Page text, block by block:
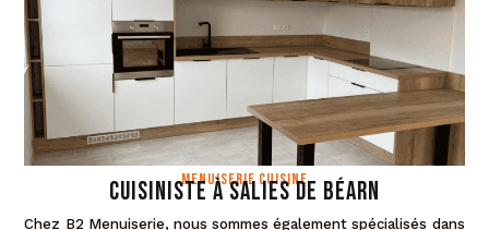
Menuiserie cuisine
Cuisiniste à Salies de Béarn
Chez B2 Menuiserie, nous sommes également spécialisés dans